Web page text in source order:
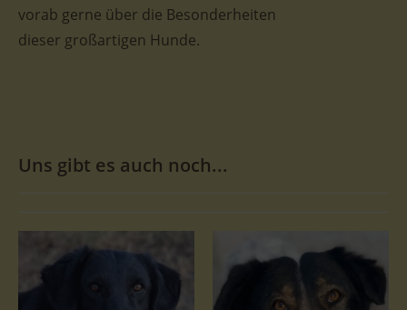
vorab gerne über die Besonderheiten
dieser großartigen Hunde.
Uns gibt es auch noch...